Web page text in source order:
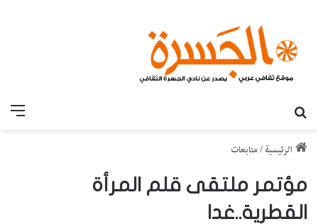
الرئيسية /متابعات
مؤتمر ملتقى قلم المرأة
القطرية..غدا